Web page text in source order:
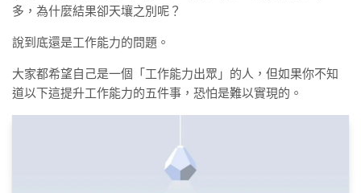
多，為什麼結果卻天壤之別呢？
說到底還是工作能力的問題。
大家都希望自己是一個「工作能力出眾」的人，但如果你不知
道以下這提升工作能力的五件事，恐怕是難以實現的。